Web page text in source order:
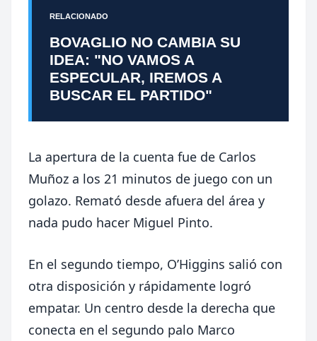
RELACIONADO
BOVAGLIO NO CAMBIA SU
IDEA: "NO VAMOS A
ESPECULAR, IREMOS A
BUSCAR EL PARTIDO"
La apertura de la cuenta fue de Carlos
Muñoz a los 21 minutos de juego con un
golazo. Remató desde afuera del área y
nada pudo hacer Miguel Pinto.
En el segundo tiempo, O’Higgins salió con
otra disposición y rápidamente logró
empatar. Un centro desde la derecha que
conecta en el segundo palo Marco